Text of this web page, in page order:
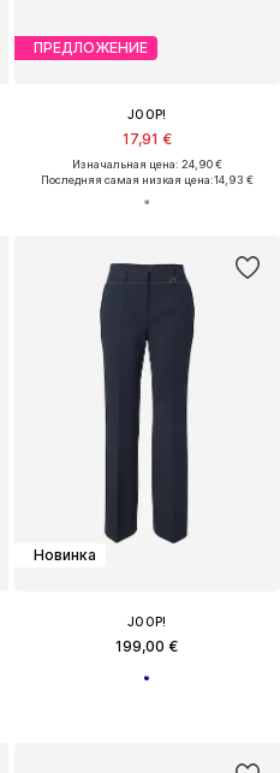
ПРЕДЛОЖЕНИЕ
JOOP!
17,91 €
Изначальная цена: 24,90 €
Последняя самая низкая цена:14,93 €
Новинка
JOOP!
199,00 €